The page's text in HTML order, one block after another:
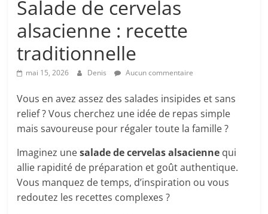
Salade de cervelas
alsacienne : recette
traditionnelle
mai 15, 2026 Denis Aucun commentaire
Vous en avez assez des salades insipides et sans
relief ? Vous cherchez une idée de repas simple
mais savoureuse pour régaler toute la famille ?
Imaginez unesalade de cervelas alsacienne qui
allie rapidité de préparation et goût authentique.
Vous manquez de temps, d’inspiration ou vous
redoutez les recettes complexes ?